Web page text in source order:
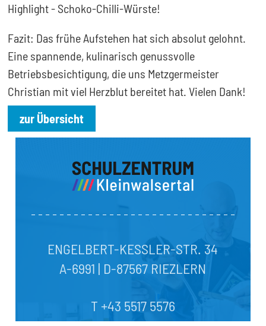
Highlight - Schoko-Chilli-Würste!
Fazit: Das frühe Aufstehen hat sich absolut gelohnt.
Eine spannende, kulinarisch genussvolle
Betriebsbesichtigung, die uns Metzgermeister
Christian mit viel Herzblut bereitet hat. Vielen Dank!
zur Übersicht
ENGELBERT-KESSLER-STR. 34
A-6991 | D-87567 RIEZLERN
T +43 5517 5576